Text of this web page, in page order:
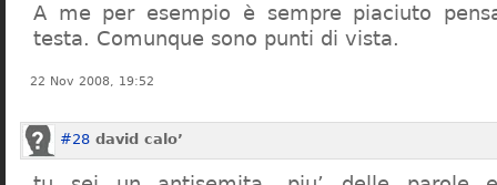
A me per esempio è sempre piaciuto
testa. Comunque sono punti di vista.
22 Nov 2008, 19:52
#28 david calo’